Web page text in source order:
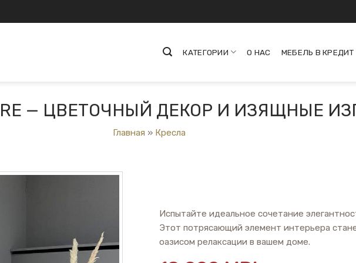
КАТЕГОРИИ О НАС МЕБЕЛЬ В КРЕДИТ
— ЦВЕТОЧНЫЙ ДЕКОР И ИЗЯЩНЫЕ
Главная » Кресла
Испытайте идеальное сочетание
Этот потрясающий элемент интерьера
оазисом релаксации в вашем доме.